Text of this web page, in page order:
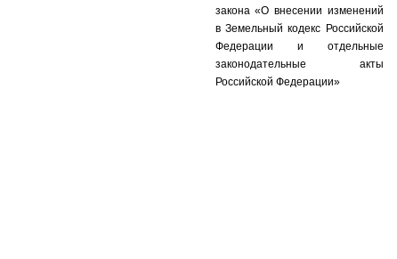
закона «О внесении изменений
в Земельный кодекс Российской
Федерации и отдельные
законодательные акты
Российской Федерации»